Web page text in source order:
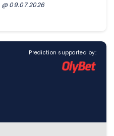
09.07.2026
Prediction supported by: